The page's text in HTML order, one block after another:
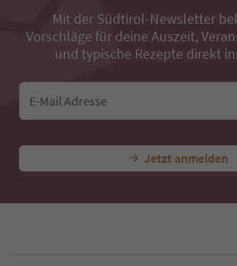
Mit der Südtirol-Newsletter
Vorschläge für deine Auszeit,
und typische Rezepte direkt
E-Mail Adresse
Jetzt anmelden